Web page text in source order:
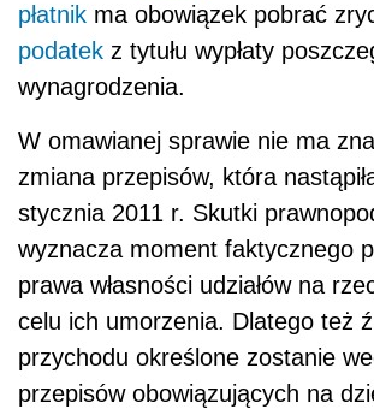
płatnik ma obowiązek pobrać
podatek z tytułu wypłaty
wynagrodzenia.
W omawianej sprawie nie ma
zmiana przepisów, która
stycznia 2011 r. Skutki
wyznacza moment faktycznego
prawa własności udziałów na
celu ich umorzenia. Dlatego też
przychodu określone zostanie
przepisów obowiązujących na